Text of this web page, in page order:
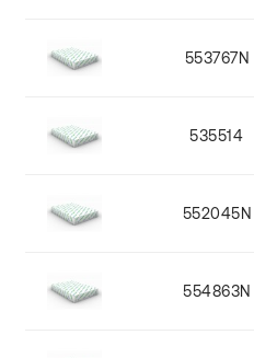
553767N
535514
552045N
554863N